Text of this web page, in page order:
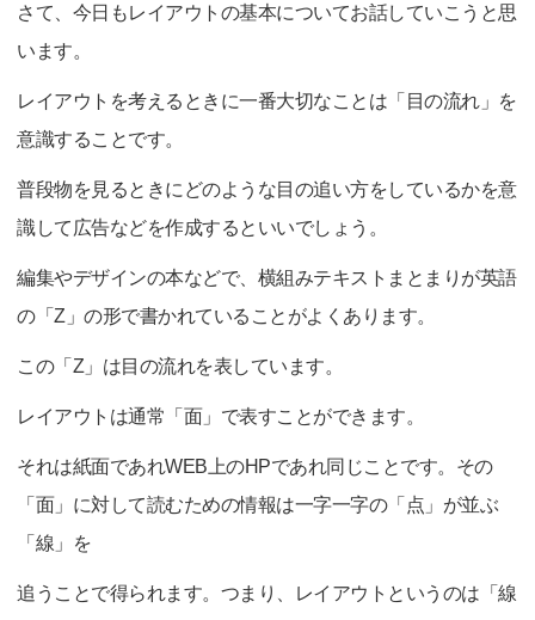
さて、今日もレイアウトの基本についてお話していこうと思
います。
レイアウトを考えるときに一番大切なことは「目の流れ」を
意識することです。
普段物を見るときにどのような目の追い方をしているかを意
識して広告などを作成するといいでしょう。
編集やデザインの本などで、横組みテキストまとまりが英語
の「Z」の形で書かれていることがよくあります。
この「Z」は目の流れを表しています。
レイアウトは通常「面」で表すことができます。
それは紙面であれWEB上のHPであれ同じことです。その
「面」に対して読むための情報は一字一字の「点」が並ぶ
「線」を
追うことで得られます。つまり、レイアウトというのは「線